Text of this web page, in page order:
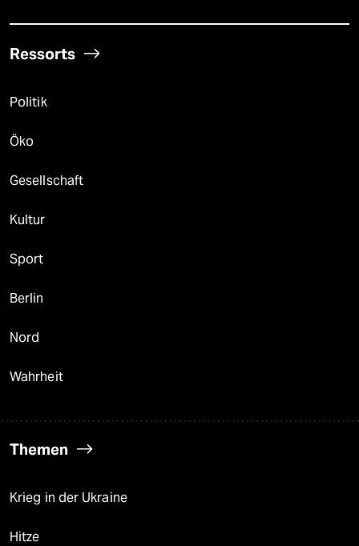
Ressorts
Politik
Öko
Gesellschaft
Kultur
Sport
Berlin
Nord
Wahrheit
Themen
Krieg in der Ukraine
Hitze